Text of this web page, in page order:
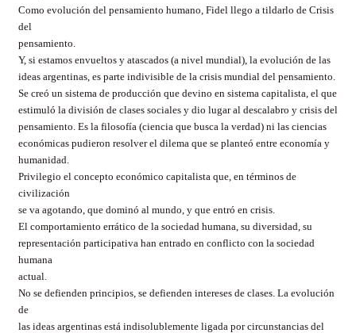
Como evolución del pensamiento humano, Fidel llego a tildarlo de Crisis
del
pensamiento.
Y, si estamos envueltos y atascados (a nivel mundial), la evolución de las
ideas argentinas, es parte indivisible de la crisis mundial del pensamiento.
Se creó un sistema de producción que devino en sistema capitalista, el que
estimuló la división de clases sociales y dio lugar al descalabro y crisis del
pensamiento. Es la filosofía (ciencia que busca la verdad) ni las ciencias
económicas pudieron resolver el dilema que se planteó entre economía y
humanidad.
Privilegio el concepto económico capitalista que, en términos de
civilización
se va agotando, que dominó al mundo, y que entró en crisis.
El comportamiento errático de la sociedad humana, su diversidad, su
representación participativa han entrado en conflicto con la sociedad
humana
actual.
No se defienden principios, se defienden intereses de clases. La evolución
de
las ideas argentinas está indisolublemente ligada por circunstancias del